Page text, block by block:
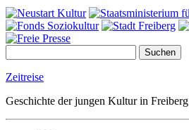
Zeitreise
Geschichte der jungen Kultur in Freiberg